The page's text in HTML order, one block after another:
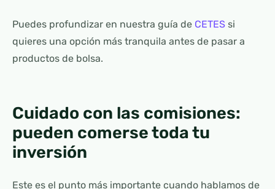
Puedes profundizar en nuestra guía de CETES si
quieres una opción más tranquila antes de pasar a
productos de bolsa.
Cuidado con las comisiones:
pueden comerse toda tu
inversión
Este es el punto más importante cuando hablamos de